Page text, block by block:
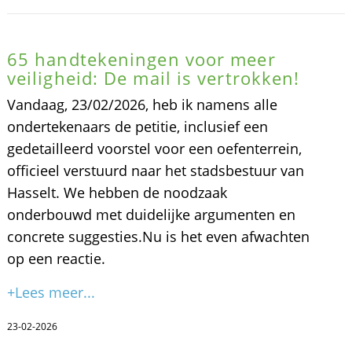
​65 handtekeningen voor meer
veiligheid: De mail is vertrokken!
Vandaag, 23/02/2026, heb ik namens alle
ondertekenaars de petitie, inclusief een
gedetailleerd voorstel voor een oefenterrein,
officieel verstuurd naar het stadsbestuur van
Hasselt. We hebben de noodzaak
onderbouwd met duidelijke argumenten en
concrete suggesties. ​Nu is het even afwachten
op een reactie.
+Lees meer...
23-02-2026